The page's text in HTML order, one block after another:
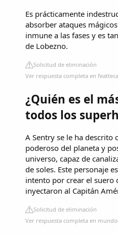
Es prácticamente
absorber ataques
inmune a las fases y es
de Lobezno.
Solicitud de eliminación
Ver respuesta completa en
¿Quién es el
todos los
A Sentry se le ha descrito
poderoso del planeta y
universo, capaz de
de soles. Este personaje
intento por crear el suero
inyectaron al Capitán
Solicitud de eliminación
Ver respuesta completa en